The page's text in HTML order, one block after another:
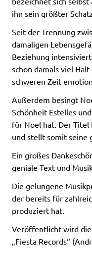
ihn sein größter
Seit der Trennung
damaligen
Beziehung
schon damals viel
schweren Zeit
Außerdem besingt
Schönheit Estelles
für Noel hat. Der
und stellt somit seine
Ein großes
geniale Text und
Die gelungene
der bereits für
produziert hat.
Veröffentlicht wird
„Fiesta Records“